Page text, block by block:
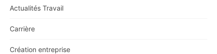
Actualités Travail
Carrière
Création entreprise